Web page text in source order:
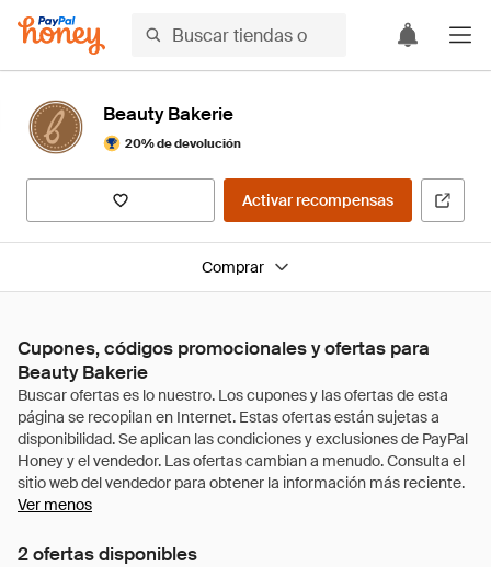
Beauty Bakerie
20% de devolución
Activar recompensas
Comprar
Cupones, códigos promocionales y ofertas para
Beauty Bakerie
Ver menos
2 ofertas disponibles